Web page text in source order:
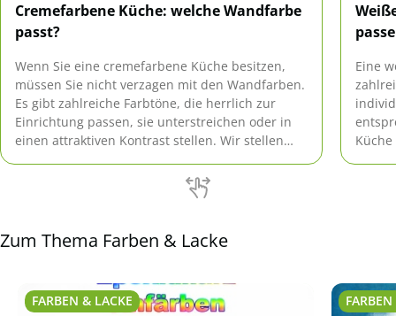
Cremefarbene Küche: welche Wandfarbe
passt?
Wenn Sie eine cremefarbene Küche besitzen,
müssen Sie nicht verzagen mit den Wandfarben.
Es gibt zahlreiche Farbtöne, die herrlich zur
Einrichtung passen, sie unterstreichen oder in
einen attraktiven Kontrast stellen. Wir stellen
Eine
Zum Thema Farben & Lacke
FARBEN & LACKE